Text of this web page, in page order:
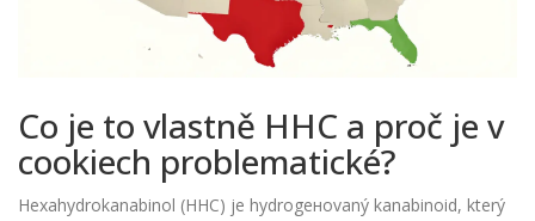
Co je to vlastně HHC a proč je v
cookiech problematické?
Hexahydrokanabinol (HHC) je hydrogеноvaný kanabinoid, který